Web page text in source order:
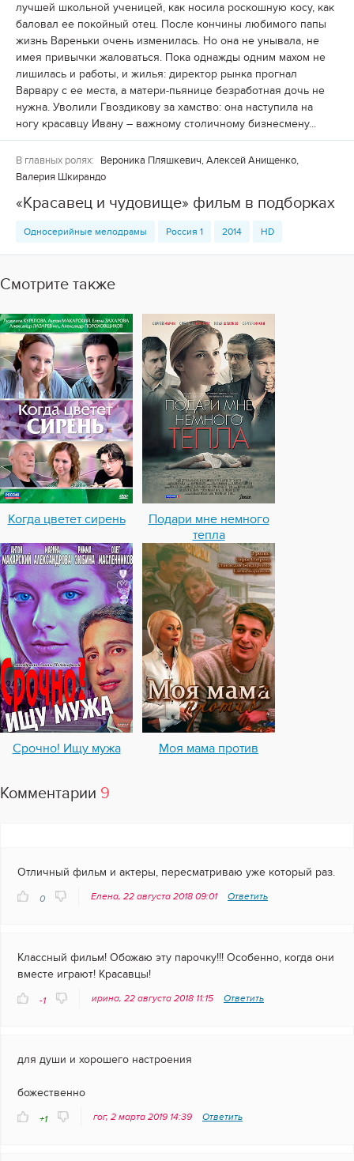
лучшей школьной ученицей, как носила роскошную косу, как
баловал ее покойный отец. После кончины любимого папы
жизнь Вареньки очень изменилась. Но она не унывала, не
имея привычки жаловаться. Пока однажды одним махом не
лишилась и работы, и жилья: директор рынка прогнал
Варвару с ее места, а матери-пьянице безработная дочь не
нужна. Уволили Гвоздикову за хамство: она наступила на
ногу красавцу Ивану – важному столичному бизнесмену...
В главных ролях:
Вероника Пляшкевич, Алексей Анищенко,
Валерия Шкирандо
«Красавец и чудовище» фильм в подборках
Односерийные мелодрамы Россия 1 2014 HD
Смотрите также
Когда цветет сирень
Подари мне немного
тепла
Срочно! Ищу мужа Моя мама против
Комментарии 9
Отличный фильм и актеры, пересматриваю уже который раз.
0 Елена, 22 августа 2018 09:01 Ответить
Классный фильм! Обожаю эту парочку!!! Особенно, когда они
вместе играют! Красавцы!
-1 ирина, 22 августа 2018 11:15 Ответить
для души и хорошего настроения
божественно
+1 гог, 2 марта 2019 14:39 Ответить